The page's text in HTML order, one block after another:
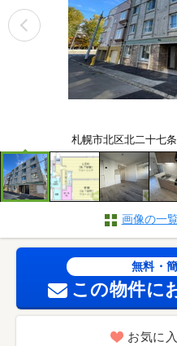
札幌市北区北二十七
画像の一
無料・
この物件に
お気に